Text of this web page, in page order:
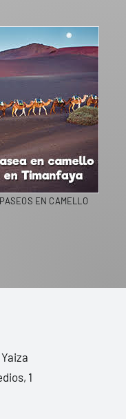
PASEOS EN CAMELLO
1